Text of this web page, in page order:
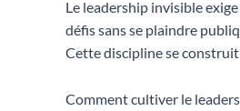
Le leadership invisible
défis sans se plaindre
Cette discipline se
Comment cultiver le